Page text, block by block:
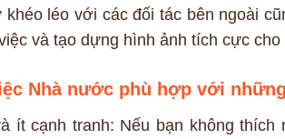
léo với các đối tác bên ngoài
và tạo dựng hình ảnh tích cực
Nhà nước phù hợp với
ít cạnh tranh: Nếu bạn không